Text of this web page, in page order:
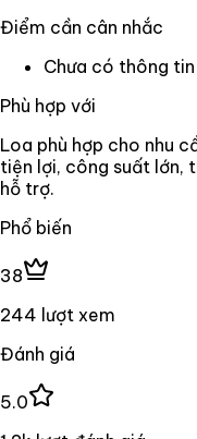
Điểm cần cân nhắc
Chưa có thông tin
Phù hợp với
Loa phù hợp cho nhu
tiện lợi, công suất lớn,
hỗ trợ.
Phổ biến
38
244 lượt xem
Đánh giá
5.0